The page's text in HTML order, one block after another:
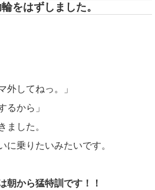
をはずしました。
外してねっ。」
るから」
ました。
に乗りたいみたいです。
朝から猛特訓です！！